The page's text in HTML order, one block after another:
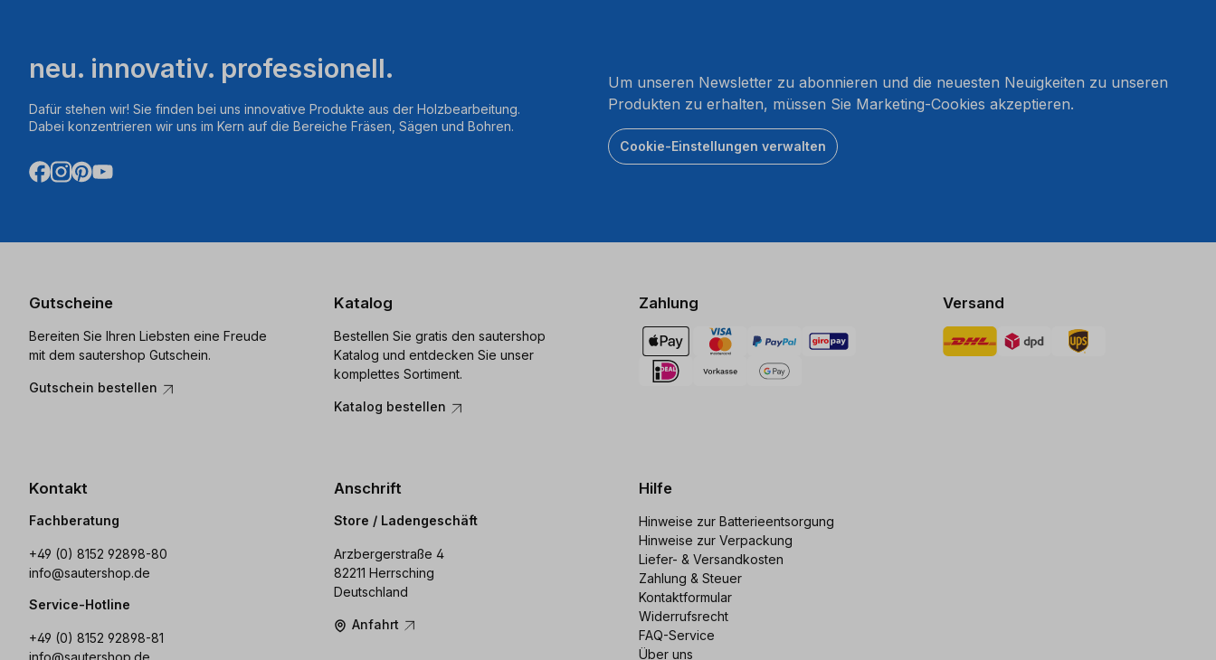
neu. innovativ. professionell.
Dafür stehen wir! Sie finden bei uns innovative Produkte aus der Holzbearbeitung.
Dabei konzentrieren wir uns im Kern auf die Bereiche Fräsen, Sägen und Bohren.
Um unseren Newsletter zu abonnieren und die neuesten Neuigkeiten zu unseren
Produkten zu erhalten, müssen Sie Marketing-Cookies akzeptieren.
Cookie-Einstellungen verwalten
Gutscheine
Bereiten Sie Ihren Liebsten eine Freude
mit dem sautershop Gutschein.
Gutschein bestellen
Katalog
Bestellen Sie gratis den sautershop
Katalog und entdecken Sie unser
komplettes Sortiment.
Katalog bestellen
Zahlung Versand
Kontakt
Fachberatung
+49 (0) 8152 92898-80
info@sautershop.de
Service-Hotline
+49 (0) 8152 92898-81
info@sautershop.de
Anschrift
Store / Ladengeschäft
Arzbergerstraße 4
82211 Herrsching
Deutschland
Anfahrt
Hilfe
Hinweise zur Batterieentsorgung
Hinweise zur Verpackung
Liefer- & Versandkosten
Zahlung & Steuer
Kontaktformular
Widerrufsrecht
FAQ-Service
Über uns